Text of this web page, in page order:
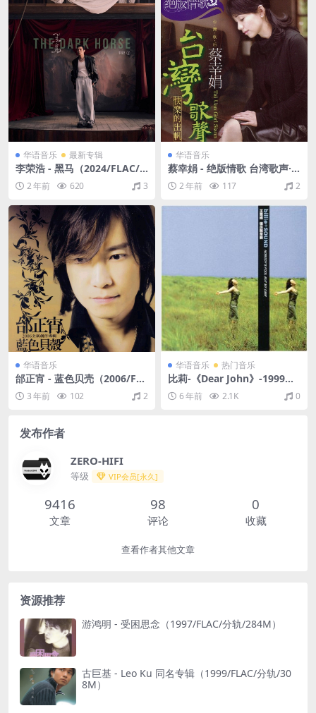
华语音乐 最新专辑
李荣浩 - 黑马（2024/FLAC/
分轨/275M）
2 年前 620 3
华语音乐
蔡幸娟 - 绝版情歌 台湾歌声·
快乐的出帆（2004/FLAC/分
轨/297M）
2 年前 117 2
华语音乐
邰正宵 - 蓝色贝壳（2006/FL
AC/分轨/337M）
3 年前 102 2
华语音乐 热门音乐
比莉-《Dear John》-1999（F
LAC/35.9M）
6 年前 2.1K 0
发布作者
ZERO-HIFI
等级 VIP会员[永久]
9416
文章
98
评论
0
收藏
查看作者其他文章
资源推荐
游鸿明 - 受困思念（1997/FLAC/分轨/284M）
古巨基 - Leo Ku 同名专辑（1999/FLAC/分轨/30
8M）